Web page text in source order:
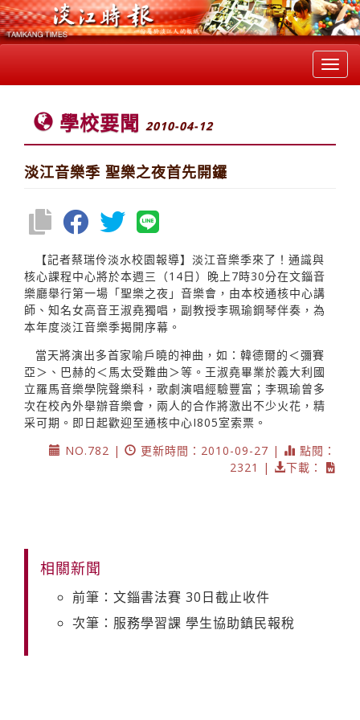
學校要聞 2010-04-12
淡江音樂季 聖樂之夜首先開鑼
【記者蔡瑞伶淡水校園報導】淡江音樂季來了！通識與
核心課程中心將於本週三（14日）晚上7時30分在文錙音
樂廳舉行第一場「聖樂之夜」音樂會，由本校通核中心講
師、知名女高音王淑堯獨唱，副教授李珮瑜鋼琴伴奏，為
本年度淡江音樂季揭開序幕。
當天將演出多首家喻戶曉的神曲，如：韓德爾的＜彌賽
亞＞、巴赫的＜馬太受難曲＞等。王淑堯畢業於義大利國
立羅馬音樂學院聲樂科，歌劇演唱經驗豐富；李珮瑜曾多
次在校內外舉辦音樂會，兩人的合作將激出不少火花，精
采可期。即日起歡迎至通核中心I805室索票。
NO.782 |
更新時間：2010-09-27 |
點閱：
2321 |
下載：
相關新聞
前筆：文錙書法賽 30日截止收件
次筆：服務學習課 學生協助鎮民報稅